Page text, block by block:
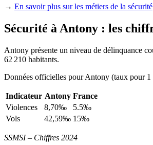
→ En savoir plus sur les métiers de la sécurité
Sécurité à Antony : les
Antony présente un niveau de délinquance
62 210 habitants.
Données officielles pour Antony (taux pour 1
Indicateur Antony France
Violences
8,70‰
5.5‰
Vols
42,59‰ 15‰
SSMSI – Chiffres 2024